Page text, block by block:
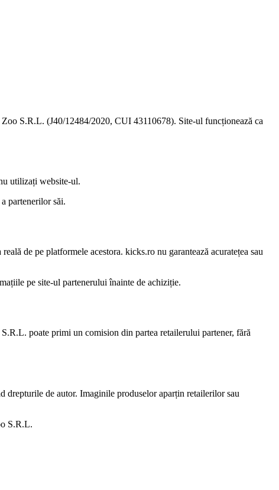
S.R.L. (J40/12484/2020, CUI 43110678). Site-ul funcționează ca
utilizați website-ul.
partenerilor săi.
de pe platformele acestora. kicks.ro nu garantează acuratețea sau
pe site-ul partenerului înainte de achiziție.
poate primi un comision din partea retailerului partener, fără
de autor. Imaginile produselor aparțin retailerilor sau
S.R.L.